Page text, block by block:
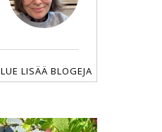
LUE LISÄÄ BLOGEJA